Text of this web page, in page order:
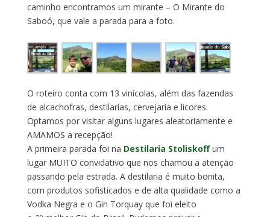
caminho encontramos um mirante – O Mirante do
Saboó, que vale a parada para a foto.
O roteiro conta com 13 vinícolas, além das fazendas
de alcachofras, destilarias, cervejaria e licores.
Optamos por visitar alguns lugares aleatoriamente e
AMAMOS a recepção!
A primeira parada foi na Destilaria Stoliskoffum
lugar MUITO convidativo que nos chamou a atenção
passando pela estrada. A destilaria é muito bonita,
com produtos sofisticados e de alta qualidade como a
Vodka Negra e o Gin Torquay que foi eleito